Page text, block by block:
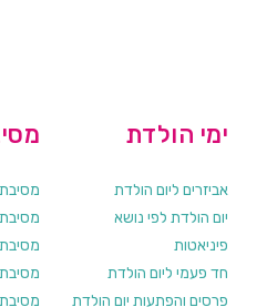
מסיבת
מסיבת
מסיבת
מסיבת
מסיבת
ימי הולדת
אביזרים ליום הולדת
יום הולדת לפי נושא
פיניאטות
חד פעמי ליום הולדת
פרסים והפתעות יום הולדת